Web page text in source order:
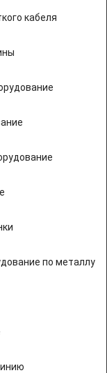
кабеля
по металлу